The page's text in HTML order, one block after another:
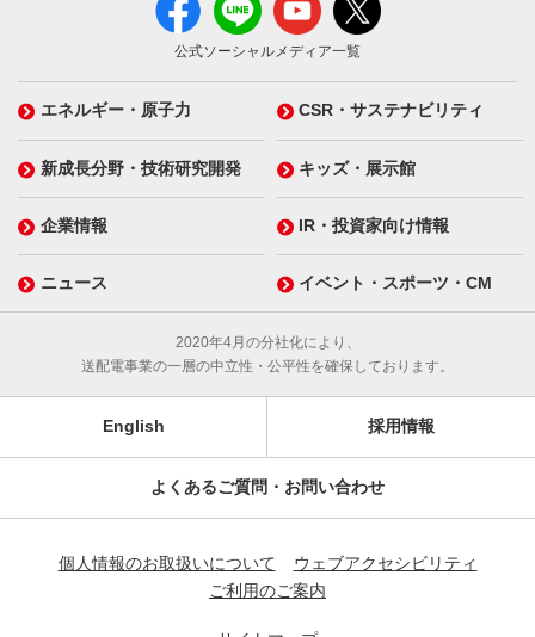
公式ソーシャルメディア一覧
エネルギー・原子力 CSR・サステナビリティ
新成長分野・技術研究開発 キッズ・展示館
企業情報 IR・投資家向け情報
ニュース イベント・スポーツ・CM
2020年4月の分社化により、
送配電事業の一層の中立性・公平性を確保しております。
English 採用情報
よくあるご質問・お問い合わせ
個人情報のお取扱いについて
ウェブアクセシビリティ
ご利用のご案内